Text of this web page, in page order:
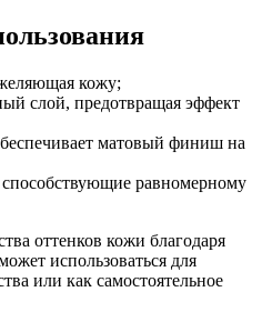
кожу;
слой, предотвращая эффект
матовый финиш на
равномерному
оттенков кожи благодаря
использоваться для
или как самостоятельное